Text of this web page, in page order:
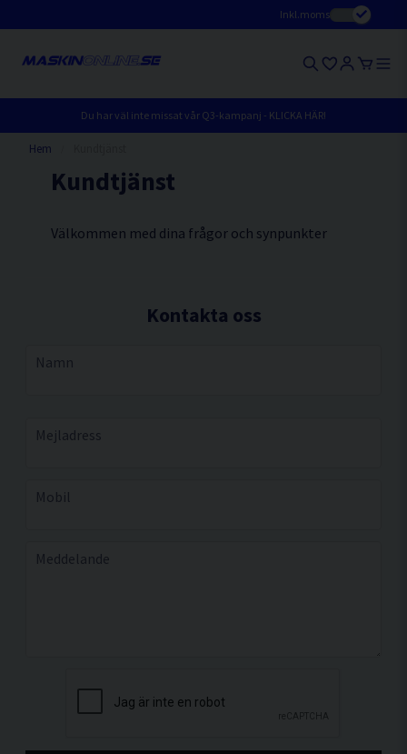
Inkl.moms
Du har väl inte missat vår Q3-kampanj - KLICKA HÄR!
Hem
Kundtjänst
Välkommen med dina frågor och synpunkter
Kontakta oss
name
Namn
email
Mejladress
phone
Mobil
Meddelande